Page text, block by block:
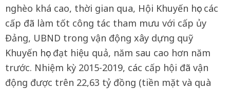
nghèo khá cao, thời gian qua, Hội Khuyến học các
cấp đã làm tốt công tác tham mưu với cấp ủy
Đảng, UBND trong vận động xây dựng quỹ
Khuyến học đạt hiệu quả, năm sau cao hơn năm
trước. Nhiệm kỳ 2015-2019, các cấp hội đã vận
động được trên 22,63 tỷ đồng (tiền mặt và quà